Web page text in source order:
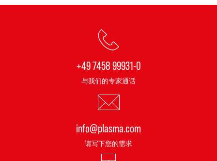
+49 7458 99931-0
与我们的专家通话
info@plasma.com
请写下您的需求